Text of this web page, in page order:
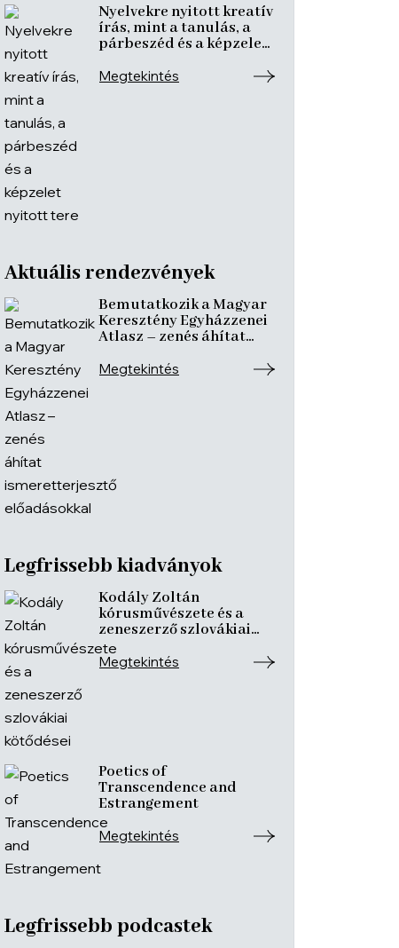
Nyelvekre nyitott kreatív
írás, mint a tanulás, a
párbeszéd és a képzelet
Megtekintés
Aktuális rendezvények
Bemutatkozik a Magyar
Keresztény Egyházzenei
Atlasz – zenés áhítat
előadásokkal
Megtekintés
Legfrissebb kiadványok
Kodály Zoltán
kórusművészete és a
zeneszerző szlovákiai
kötődései
Megtekintés
Poetics of
Transcendence and
Estrangement
Megtekintés
Legfrissebb podcastek